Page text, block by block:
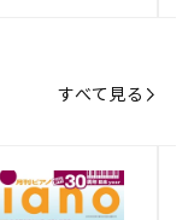
すべて見る